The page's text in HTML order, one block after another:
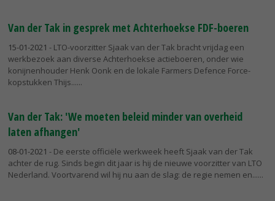
Van der Tak in gesprek met Achterhoekse FDF-boeren
15-01-2021 - LTO-voorzitter Sjaak van der Tak bracht vrijdag een
werkbezoek aan diverse Achterhoekse actieboeren, onder wie
konijnenhouder Henk Oonk en de lokale Farmers Defence Force-
kopstukken Thijs...
Van der Tak: 'We moeten beleid minder van overheid
laten afhangen'
08-01-2021 - De eerste officiële werkweek heeft Sjaak van der Tak
achter de rug. Sinds begin dit jaar is hij de nieuwe voorzitter van LTO
Nederland. Voortvarend wil hij nu aan de slag: de regie nemen en...